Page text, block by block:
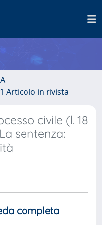
Articolo in rivista
civile (l. 18
sentenza:
completa